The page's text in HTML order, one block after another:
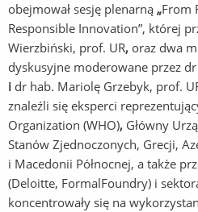
obejmował sesję plenarną „From
Responsible Innovation”, której
Wierzbiński, prof. UR, oraz dwa
dyskusyjne moderowane przez
i dr hab. Mariolę Grzebyk, prof.
znaleźli się eksperci
Organization (WHO), Główny
Stanów Zjednoczonych, Grecji,
i Macedonii Północnej, a także
(Deloitte, FormalFoundry) i
koncentrowały się na